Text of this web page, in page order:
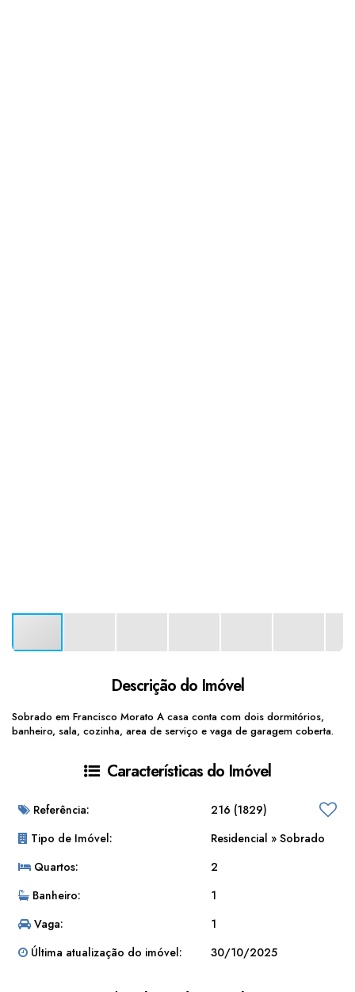
Descrição do Imóvel
Sobrado em Francisco Morato A casa conta com dois dormitórios,
banheiro, sala, cozinha, area de serviço e vaga de garagem coberta.
Características do Imóvel
Referência: 216 (1829)
Tipo de Imóvel:
Residencial » Sobrado
Quartos:
2
Banheiro:
1
Vaga:
1
Última atualização do imóvel:
30/10/2025